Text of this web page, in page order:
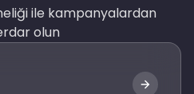
ile kampanyalardan
olun